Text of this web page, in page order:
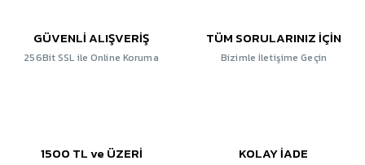
GÜVENLİ ALIŞVERİŞ
256Bit SSL ile Online Koruma
TÜM SORULARINIZ İÇİN
Bizimle İletişime Geçin
1500 TL ve ÜZERİ KOLAY İADE